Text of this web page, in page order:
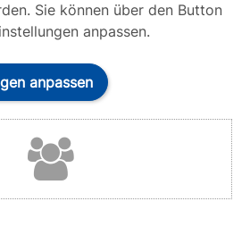
Sie können über den Button
anpassen.
anpassen